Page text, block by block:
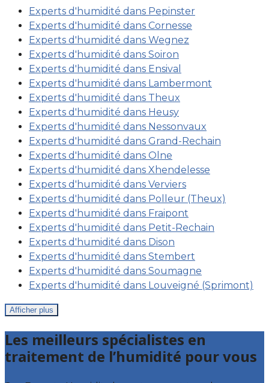
Experts d'humidité dans Pepinster
Experts d'humidité dans Cornesse
Experts d'humidité dans Wegnez
Experts d'humidité dans Soiron
Experts d'humidité dans Ensival
Experts d'humidité dans Lambermont
Experts d'humidité dans Theux
Experts d'humidité dans Heusy
Experts d'humidité dans Nessonvaux
Experts d'humidité dans Grand-Rechain
Experts d'humidité dans Olne
Experts d'humidité dans Xhendelesse
Experts d'humidité dans Verviers
Experts d'humidité dans Polleur (Theux)
Experts d'humidité dans Fraipont
Experts d'humidité dans Petit-Rechain
Experts d'humidité dans Dison
Experts d'humidité dans Stembert
Experts d'humidité dans Soumagne
Experts d'humidité dans Louveigné (Sprimont)
Afficher plus
Les meilleurs spécialistes en
traitement de l’humidité pour vous